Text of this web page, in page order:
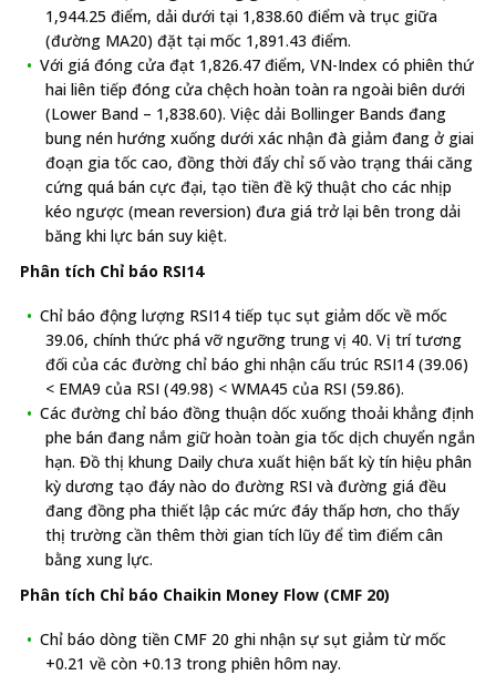
1,944.25 điểm, dải dưới tại 1,838.60 điểm và trục giữa
(đường MA20) đặt tại mốc 1,891.43 điểm.
Với giá đóng cửa đạt 1,826.47 điểm, VN-Index có phiên thứ
hai liên tiếp đóng cửa chệch hoàn toàn ra ngoài biên dưới
(Lower Band – 1,838.60). Việc dải Bollinger Bands đang
bung nén hướng xuống dưới xác nhận đà giảm đang ở giai
đoạn gia tốc cao, đồng thời đẩy chỉ số vào trạng thái căng
cứng quá bán cực đại, tạo tiền đề kỹ thuật cho các nhịp
kéo ngược (mean reversion) đưa giá trở lại bên trong dải
băng khi lực bán suy kiệt.
Phân tích Chỉ báo RSI14
Chỉ báo động lượng RSI14 tiếp tục sụt giảm dốc về mốc
39.06, chính thức phá vỡ ngưỡng trung vị 40. Vị trí tương
đối của các đường chỉ báo ghi nhận cấu trúc RSI14 (39.06)
< EMA9 của RSI (49.98) < WMA45 của RSI (59.86).
Các đường chỉ báo đồng thuận dốc xuống thoải khẳng định
phe bán đang nắm giữ hoàn toàn gia tốc dịch chuyển ngắn
hạn. Đồ thị khung Daily chưa xuất hiện bất kỳ tín hiệu phân
kỳ dương tạo đáy nào do đường RSI và đường giá đều
đang đồng pha thiết lập các mức đáy thấp hơn, cho thấy
thị trường cần thêm thời gian tích lũy để tìm điểm cân
bằng xung lực.
Phân tích Chỉ báo Chaikin Money Flow (CMF 20)
Chỉ báo dòng tiền CMF 20 ghi nhận sự sụt giảm từ mốc
+0.21 về còn +0.13 trong phiên hôm nay.